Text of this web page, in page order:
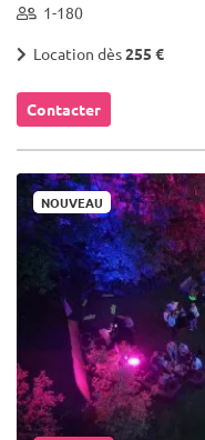
1-180
Location dès255 €
Contacter
NOUVEAU